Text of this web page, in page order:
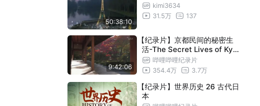
大沼泽地国家公园
伊斯坦布尔历史地区
新喀里多尼亚的潟湖 24:55
萨伏依皇家建筑[4K特别篇] 24:55
姬路城
多瑙河三角洲 24:55
巴鲁米尼的努拉格
50:38:10
kimi3634
31.5万
137
9:42:06
【纪录片】京都民间的秘密生
活-The Secret Lives of Kyo
to Folk哔哩哔哩纪录片
354.4万
3.7万
【纪录片】世界历史 26 古代日
本